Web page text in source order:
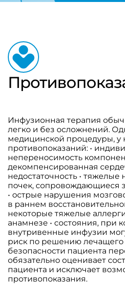
Инфузионная терапия
легко и без осложнений.
медицинской процедуры, у
противопоказаний: •
непереносимость
декомпенсированная
недостаточность •
почек, сопровождающиеся
• острые нарушения
в раннем
некоторые тяжелые
анамнезе • состояния, при
внутривенные инфузии
риск по решению лечащего
безопасности пациента
обязательно оценивает
пациента и исключает
противопоказания.